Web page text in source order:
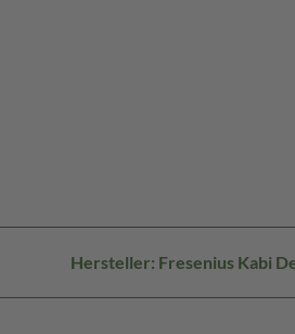
Hersteller: Fresenius Kabi